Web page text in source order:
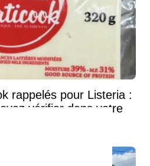
rappelés pour Listeria :
vérifier dans votre